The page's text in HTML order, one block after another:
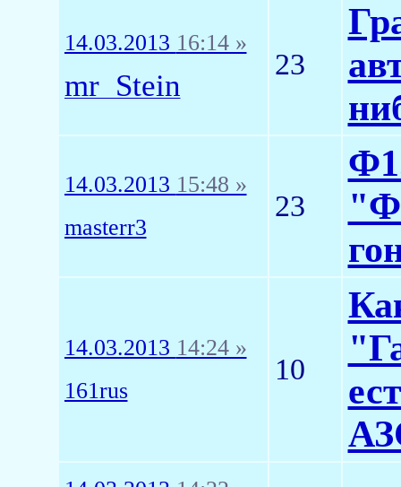
14.03.2013 16:14 »
mr_Stein
23
14.03.2013 15:48 »
masterr3
23
14.03.2013 14:24 »
161rus
10